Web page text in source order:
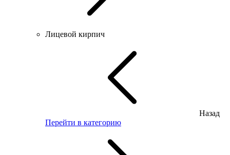
Лицевой кирпич
Назад
Перейти в категорию